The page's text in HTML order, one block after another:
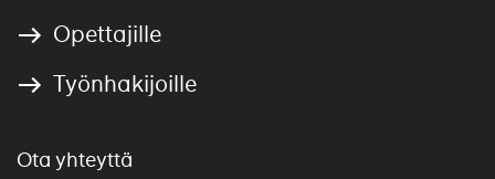
Opettajille
Työnhakijoille
Ota yhteyttä